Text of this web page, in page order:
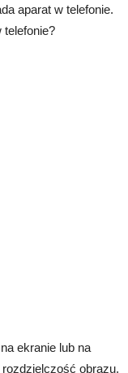
aparat w telefonie.
telefonie?
ekranie lub na
obrazu.